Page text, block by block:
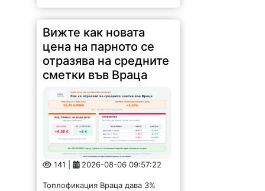
Вижте как новата
цена на парното се
отразява на средните
сметки във Враца
141 | 2026-08-06 09:57:22
Топлофикация Враца дава 3%